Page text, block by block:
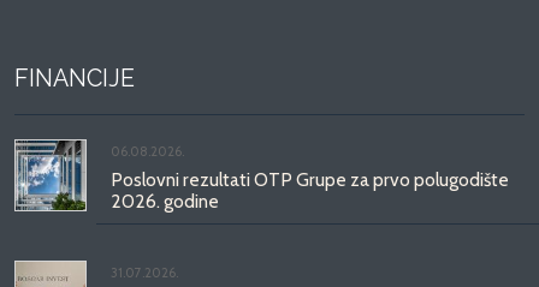
FINANCIJE
06.08.2026.
Poslovni rezultati OTP Grupe za prvo polugodište
2026. godine
31.07.2026.